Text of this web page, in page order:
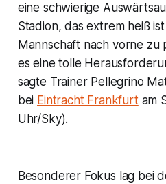
eine schwierige
Stadion, das extrem heiß
Mannschaft nach vorne zu
es eine tolle
sagte Trainer Pellegrino
bei Eintracht Frankfurtam
Uhr/Sky).
Besonderer Fokus lag bei